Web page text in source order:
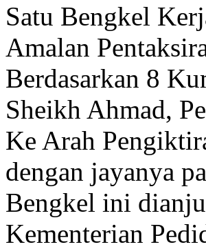
Satu Bengkel
Amalan
Berdasarkan 8
Sheikh Ahmad,
Ke Arah
dengan jayanya
Bengkel ini
Kementerian